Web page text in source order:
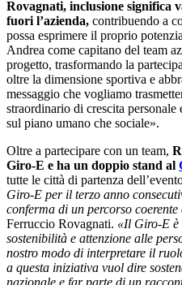
Rovagnati, inclusione significa
fuori l’azienda, contribuendo a
possa esprimere il proprio
Andrea come capitano del team
progetto, trasformando la
oltre la dimensione sportiva e
messaggio che vogliamo
straordinario di crescita personale
sul piano umano che sociale».
Oltre a partecipare con un team,
Giro-E e ha un doppio stand al
tutte le città di partenza
Giro-E per il terzo anno
conferma di un percorso
Ferruccio Rovagnati. «Il Giro-E è
sostenibilità e attenzione alle
nostro modo di interpretare il
a questa iniziativa vuol dire